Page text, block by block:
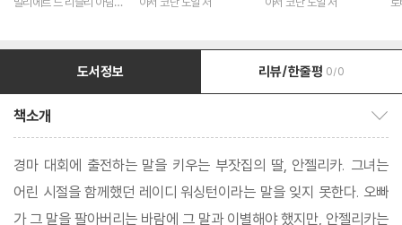
도서정보 리뷰/한줄평 0/0
책소개
경마 대회에 출전하는 말을 키우는 부잣집의 딸, 안젤리카. 그녀는
어린 시절을 함께했던 레이디 워싱턴이라는 말을 잊지 못한다. 오빠
가 그 말을 팔아버리는 바람에 그 말과 이별해야 했지만, 안젤리카는